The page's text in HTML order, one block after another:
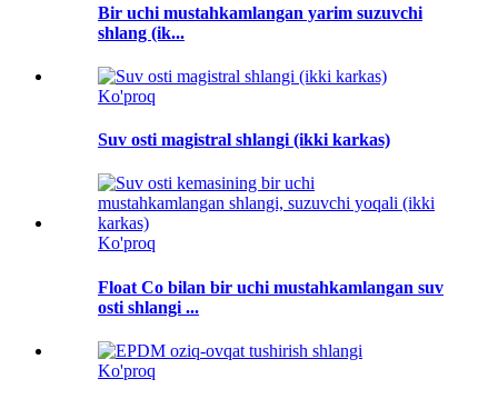
Bir uchi mustahkamlangan yarim suzuvchi
shlang (ik...
Ko'proq
Suv osti magistral shlangi (ikki karkas)
Ko'proq
Float Co bilan bir uchi mustahkamlangan suv
osti shlangi ...
Ko'proq